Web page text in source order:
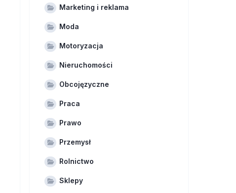
Marketing i reklama
Moda
Motoryzacja
Nieruchomości
Obcojęzyczne
Praca
Prawo
Przemysł
Rolnictwo
Sklepy